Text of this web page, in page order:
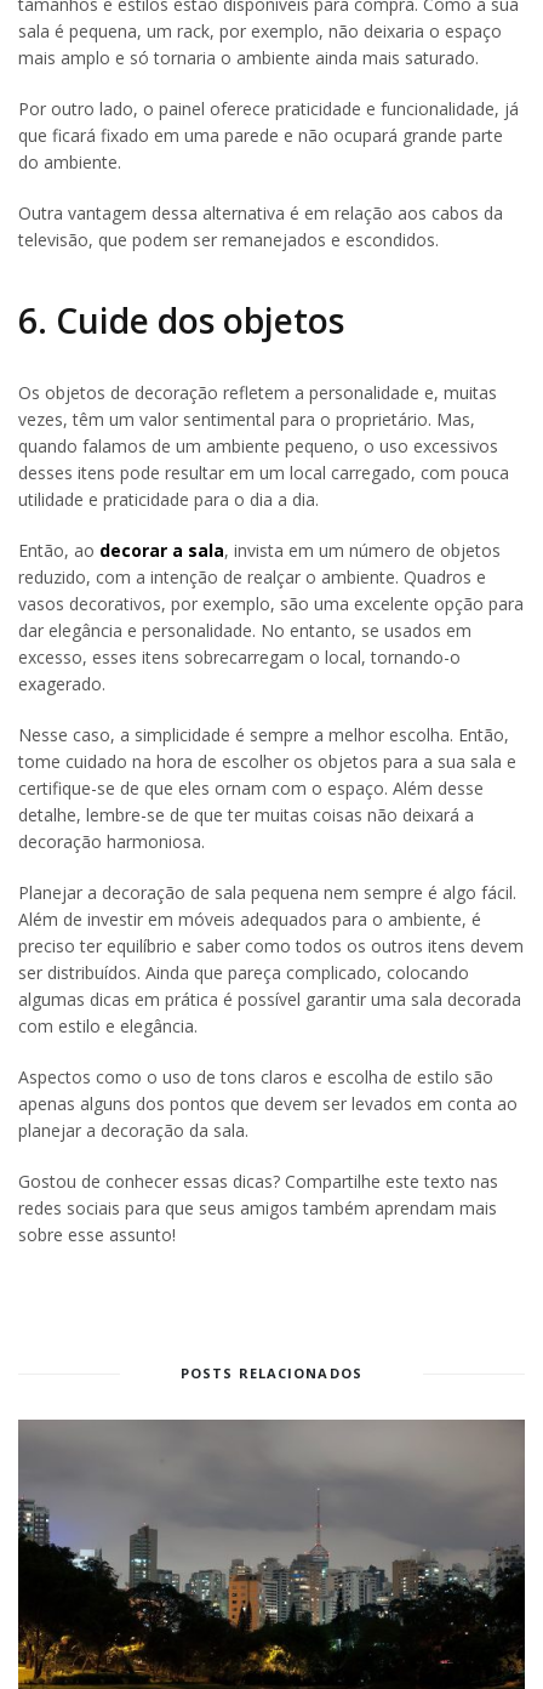
sala é pequena, um rack, por exemplo, não deixaria o espaço
mais amplo e só tornaria o ambiente ainda mais saturado.
Por outro lado, o painel oferece praticidade e funcionalidade, já
que ficará fixado em uma parede e não ocupará grande parte
do ambiente.
Outra vantagem dessa alternativa é em relação aos cabos da
televisão, que podem ser remanejados e escondidos.
6. Cuide dos objetos
Os objetos de decoração refletem a personalidade e, muitas
vezes, têm um valor sentimental para o proprietário. Mas,
quando falamos de um ambiente pequeno, o uso excessivos
desses itens pode resultar em um local carregado, com pouca
utilidade e praticidade para o dia a dia.
Então, ao decorar a sala, invista em um número de objetos
reduzido, com a intenção de realçar o ambiente. Quadros e
vasos decorativos, por exemplo, são uma excelente opção para
dar elegância e personalidade. No entanto, se usados em
excesso, esses itens sobrecarregam o local, tornando-o
exagerado.
Nesse caso, a simplicidade é sempre a melhor escolha. Então,
tome cuidado na hora de escolher os objetos para a sua sala e
certifique-se de que eles ornam com o espaço. Além desse
detalhe, lembre-se de que ter muitas coisas não deixará a
decoração harmoniosa.
Planejar a decoração de sala pequena nem sempre é algo fácil.
Além de investir em móveis adequados para o ambiente, é
preciso ter equilíbrio e saber como todos os outros itens devem
ser distribuídos. Ainda que pareça complicado, colocando
algumas dicas em prática é possível garantir uma sala decorada
com estilo e elegância.
Aspectos como o uso de tons claros e escolha de estilo são
apenas alguns dos pontos que devem ser levados em conta ao
planejar a decoração da sala.
Gostou de conhecer essas dicas? Compartilhe este texto nas
redes sociais para que seus amigos também aprendam mais
sobre esse assunto!
POSTS RELACIONADOS